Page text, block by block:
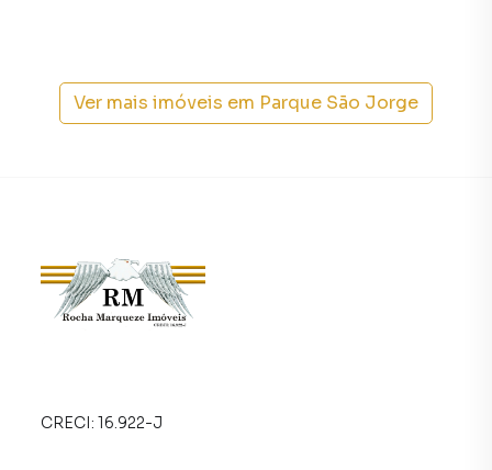
Na Rocha Marqueze Imóveis você consegue vender ou
alugar seu imóvel muito mais rápido do que em imobiliárias
tendo como consequência uma maior chance de vender ou
alugar seu imóvel mais rápido. Contamos também com um
time de programadores, corretores treinados e uma
Ver mais imóveis em Parque São Jorge
CRECI: 16.922-J